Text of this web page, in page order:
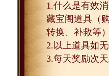
1.什么是有效
藏宝阁道具（
转换、补救等
2.以上道具如
3.每天奖励次